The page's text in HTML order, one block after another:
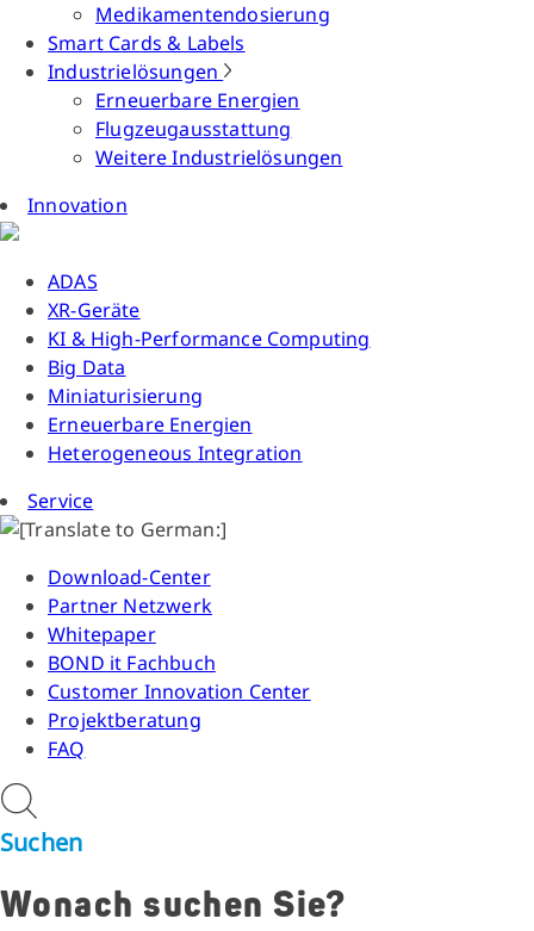
Medikamentendosierung
Smart Cards & Labels
Industrielösungen
Erneuerbare Energien
Flugzeugausstattung
Weitere Industrielösungen
Innovation
ADAS
XR-Geräte
KI & High-Performance Computing
Big Data
Miniaturisierung
Erneuerbare Energien
Heterogeneous Integration
Service
Download-Center
Partner Netzwerk
Whitepaper
BOND it Fachbuch
Customer Innovation Center
Projektberatung
FAQ
Suchen
Wonach suchen Sie?